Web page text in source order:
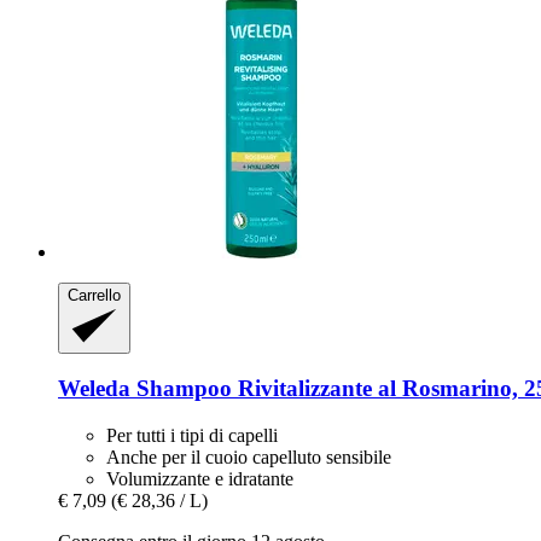
Carrello
Weleda Shampoo Rivitalizzante al Rosmarino,
Per tutti i tipi di capelli
Anche per il cuoio capelluto sensibile
Volumizzante e idratante
€ 7,09 (€ 28,36 / L)